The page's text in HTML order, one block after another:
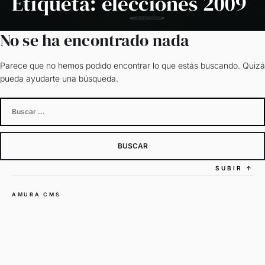
No se ha encontrado nada
Parece que no hemos podido encontrar lo que estás buscando. Quizá
pueda ayudarte una búsqueda.
SUBIR ↑
AMURA CMS